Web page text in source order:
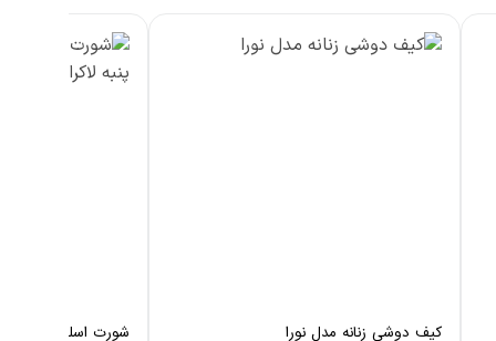
کیف دوشی زنانه مدل نورا
شورت اسلیپ مردانه